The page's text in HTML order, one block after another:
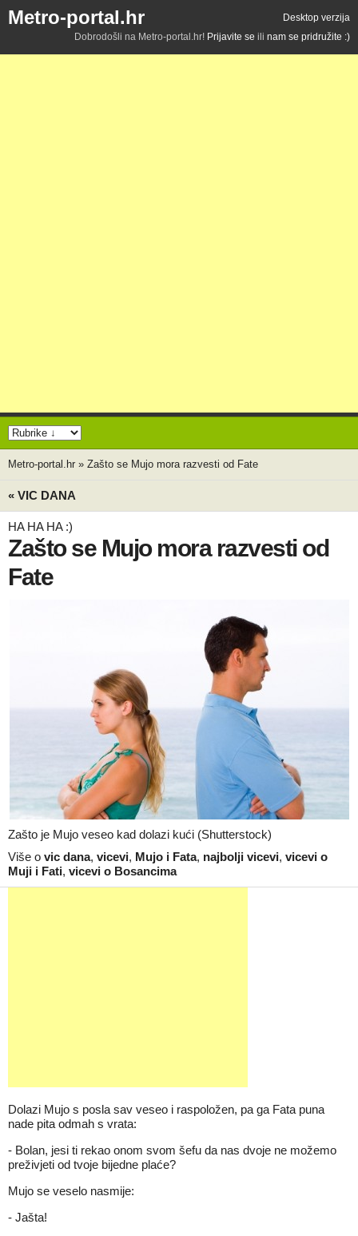
Metro-portal.hr
Desktop verzija
Dobrodošli na Metro-portal.hr! Prijavite se ili nam se pridružite :)
Metro-portal.hr » Zašto se Mujo mora razvesti od Fate
« VIC DANA
HA HA HA :)
Zašto se Mujo mora razvesti od
Fate
Zašto je Mujo veseo kad dolazi kući (Shutterstock)
Više o vic dana, vicevi, Mujo i Fata, najbolji vicevi, vicevi o
Muji i Fati, vicevi o Bosancima
Dolazi Mujo s posla sav veseo i raspoložen, pa ga Fata puna
nade pita odmah s vrata:
- Bolan, jesi ti rekao onom svom šefu da nas dvoje ne možemo
preživjeti od tvoje bijedne plaće?
Mujo se veselo nasmije:
- Jašta!